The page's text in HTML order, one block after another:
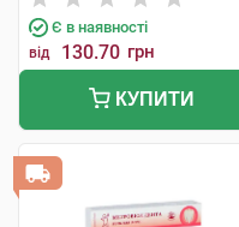
Є в наявності
від 130.70 грн
КУПИТИ